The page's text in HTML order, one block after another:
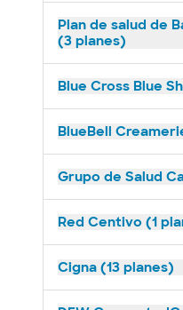
Plan de salud de
(3 planes)
Blue Cross Blue
BlueBell
Grupo de Salud
Red Centivo (1
Cigna (13 planes)